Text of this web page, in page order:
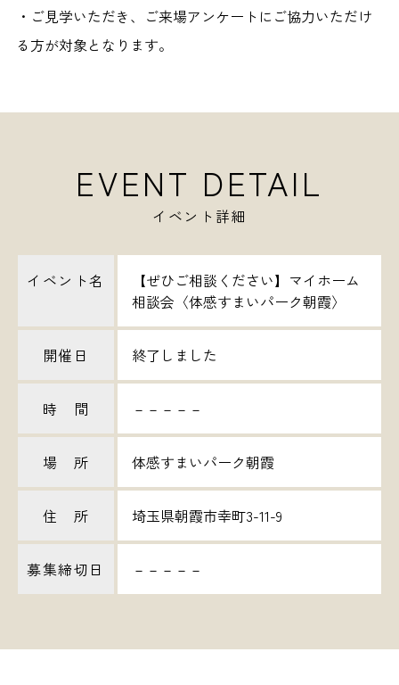
・ご見学いただき、ご来場アンケートにご協力いただけ
る方が対象となります。
EVENT DETAIL
イベント詳細
イベント名
【ぜひご相談ください】マイホーム
相談会〈体感すまいパーク朝霞〉
開催日 終了しました
時 間 －－－－－
場 所 体感すまいパーク朝霞
住 所 埼玉県朝霞市幸町3-11-9
募集締切日 －－－－－